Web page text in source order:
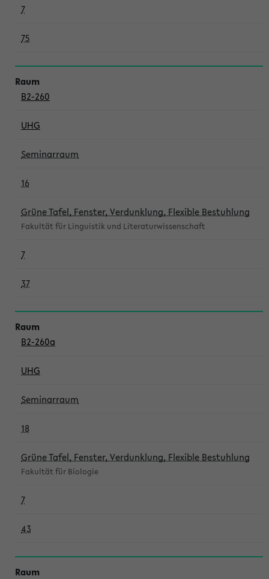
7
75
B2-260
UHG
Seminarraum
16
Grüne Tafel, Fenster, Verdunklung, Flexible Bestuhlung
Fakultät für Linguistik und Literaturwissenschaft
7
37
B2-260a
UHG
Seminarraum
18
Grüne Tafel, Fenster, Verdunklung, Flexible Bestuhlung
Fakultät für Biologie
7
43